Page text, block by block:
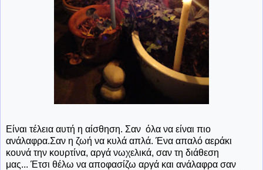
Είναι τέλεια αυτή η αίσθηση. Σαν όλα να είναι πιο
ανάλαφρα.Σαν η ζωή να κυλά απλά. Ένα απαλό αεράκι
κουνά την κουρτίνα, αργά νωχελικά, σαν τη διάθεση
μας... Έτσι θέλω να αποφασίζω αργά και ανάλαφρα σαν